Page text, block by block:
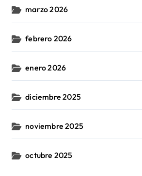
marzo 2026
febrero 2026
enero 2026
diciembre 2025
noviembre 2025
octubre 2025